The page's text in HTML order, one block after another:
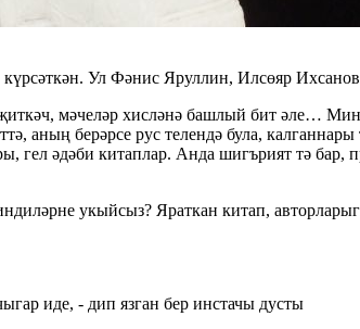
Ул Фәнис Яруллин, Илсөяр
мәчеләр хисләнә башлый бит әле…
аның берәрсе рус телендә була,
гел әдәби китаплар. Анда шигърият тә
укыйсыз? Яраткан китап,
иде, - дип язган бер инстачы дусты